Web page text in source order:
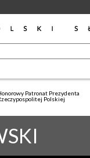
Patronat Prezydenta
Polskiej